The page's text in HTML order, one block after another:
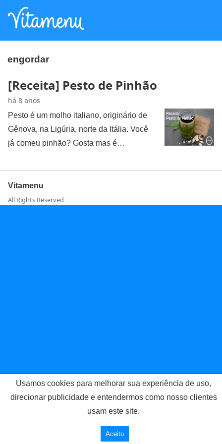
engordar
[Receita] Pesto de Pinhão
há 8 anos
Pesto é um molho italiano, originário de
Gênova, na Ligúria, norte da Itália. Você
já comeu pinhão? Gosta mas é…
Vitamenu
All Rights Reserved
Usamos cookies para melhorar sua experiência de uso,
direcionar publicidade e entendermos como nosso clientes
usam este site.
Aceito